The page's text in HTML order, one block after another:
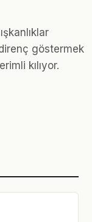
göstermek
kılıyor.